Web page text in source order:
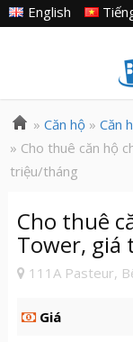
English
» Căn hộ» Căn
» Cho thuê căn hộ
triệu/tháng
Cho thuê
Tower,
111A Pasteur,
Giá